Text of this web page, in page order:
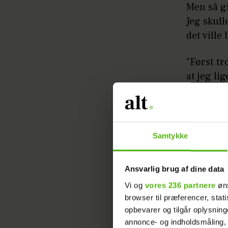
Samtykke
Ansvarlig brug af dine data
Vi og vores 236 partnere
browser til præferencer,
opbevarer og tilgår
annonce- og
Men så
Jeg
det ville
"Først
at jeg
gravid.
heldige,
næsten,
vores
Især